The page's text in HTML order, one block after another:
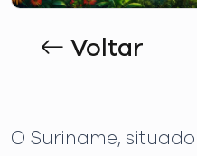
Voltar
O Suriname,